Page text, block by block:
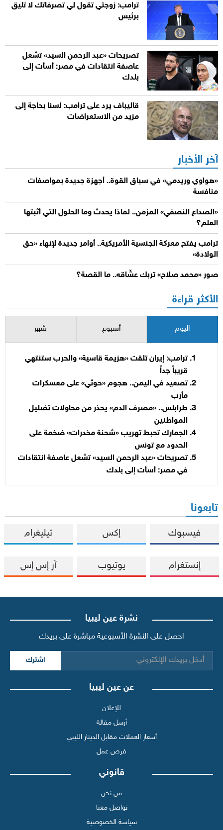
ترامب: زوجتي تقول لي تصرفاتك لا تليق
برئيس
تصريحات «عبد الرحمن السيد» تشعل
عاصفة انتقادات في مصر: أسأت إلى
بلدك
قاليباف يرد على ترامب: لسنا بحاجة إلى
مزيد من الاستعراضات
آخر الأخبار
«هواوي وريدمي» في سباق القوة.. أجهزة جديدة بمواصفات
منافسة
«الصداع النصفي» المزمن.. لماذا يحدث وما الحلول التي أثبتها
العلم؟
ترامب يفتح معركة الجنسية الأمريكية.. أوامر جديدة لإنهاء «حق
الولادة»
صور «محمد صلاح» تربك عشّاقه.. ما القصة؟
الأكثر قراءة
اليوم أسبوع شهر
ترامب: إيران تلقت «هزيمة قاسية» والحرب ستنتهي
قريباً جداً
تصعيد في اليمن.. هجوم «حوثي» على معسكرات
مأرب
طرابلس.. «مصرف الدم» يحذر من محاولات تضليل
المواطنين
الجمارك تحبط تهريب «شحنة مخدرات» ضخمة على
الحدود مع تونس
تصريحات «عبد الرحمن السيد» تشعل عاصفة انتقادات
في مصر: أسأت إلى بلدك
تابعونا
فيسبوك إكس تيليغرام
إنستغرام يوتيوب آر إس إس
نشرة عين ليبيا
احصل على النشرة الأسبوعية مباشرة على بريدك
اشترك
عن عين ليبيا
للإعلان
أرسل مقالة
أسعار العملات مقابل الدينار الليبي
فرص عمل
قانوني
من نحن
تواصل معنا
سياسة الخصوصية